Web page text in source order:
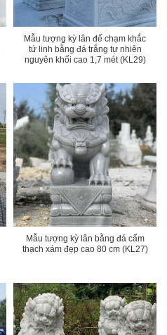
Mẫu tượng kỳ lân đế chạm khắc
tứ linh bằng đá trắng tự nhiên
nguyên khối cao 1,7 mét (KL29)
Mẫu tượng kỳ lân bằng đá cẩm
thạch xám đẹp cao 80 cm (KL27)